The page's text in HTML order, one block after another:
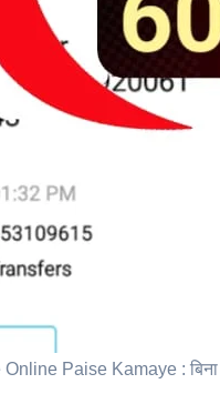
Paise Kamaye : बिना